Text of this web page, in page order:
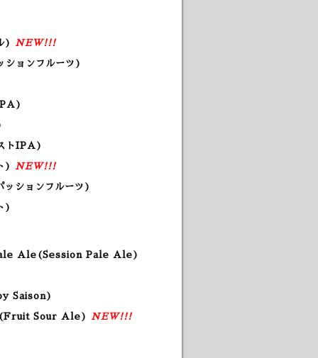
) NEW!!!
ションフルーツ)
トIPA)
) NEW!!!
ションフルーツ)
)
Ale (Session Pale Ale)
Saison)
Sour Ale) NEW!!!